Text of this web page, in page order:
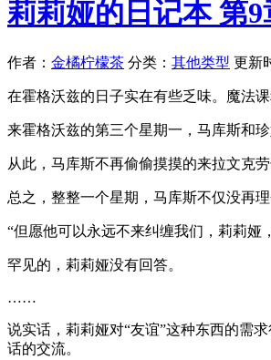
莉莉娅的日记本 第
作者： 金橘柠檬茶 分类： 其他类型 更新
在霍格沃兹的日子实在有些乏味。魔法
来霍格沃兹的第三个星期一，马库斯和
从此，马库斯不再偷偷摸摸的来拉文克
总之，整整一个星期，马库斯不仅没再
“但愿他可以永远不来纠缠我们，莉莉
罕见的，莉莉娅没有回答。
……
说实话，莉莉娅对“友谊”这种东西的需
话的交流。